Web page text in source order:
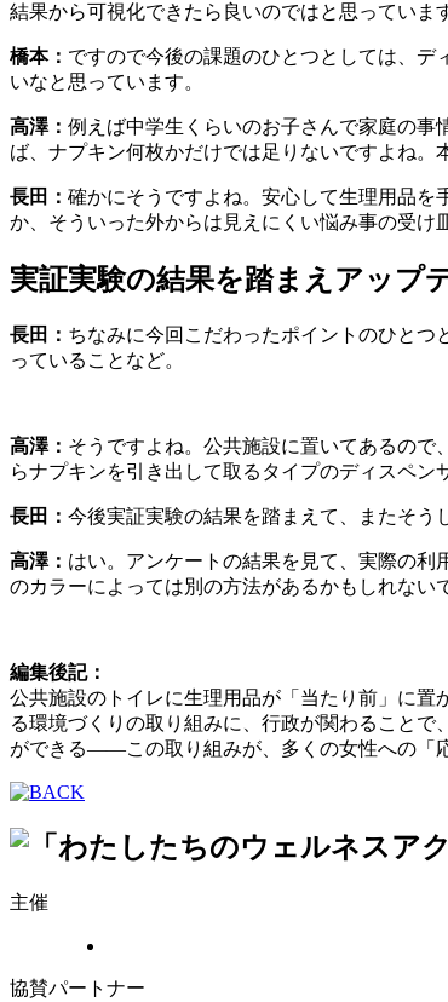
結果から可視化できたら良いのではと思っていま
橋本： ですので今後の課題のひとつとしては、
いなと思っています。
高澤： 例えば中学生くらいのお子さんで家庭の事
ば、ナプキン何枚かだけでは足りないですよね。
長田： 確かにそうですよね。安心して生理用品
か、そういった外からは見えにくい悩み事の受け
実証実験の結果を踏まえアップ
長田： ちなみに今回こだわったポイントのひと
っていることなど。
高澤： そうですよね。公共施設に置いてあるの
らナプキンを引き出して取るタイプのディスペ
長田： 今後実証実験の結果を踏まえて、またそう
高澤： はい。アンケートの結果を見て、実際の
のカラーによっては別の方法があるかもしれない
編集後記：
公共施設のトイレに生理用品が「当たり前」に
る環境づくりの取り組みに、行政が関わること
ができる——この取り組みが、多くの女性への「
主催
協賛パートナー